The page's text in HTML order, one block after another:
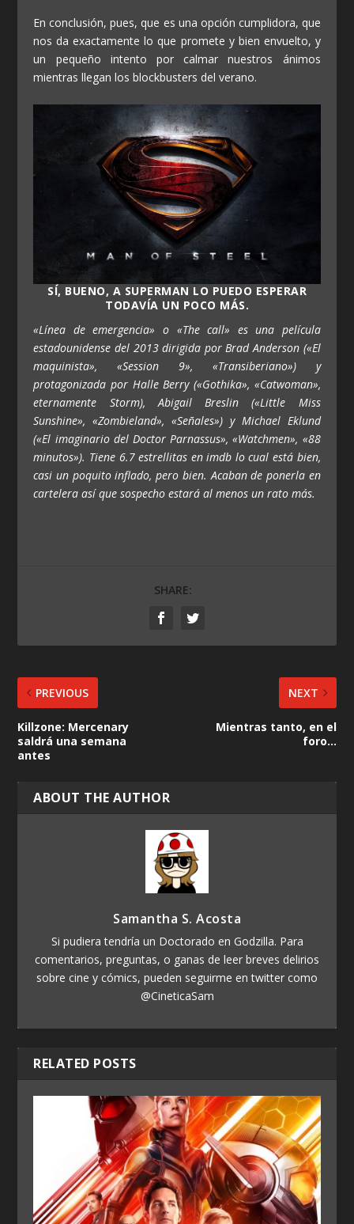
En conclusión, pues, que es una opción cumplidora, que
nos da exactamente lo que promete y bien envuelto, y
un pequeño intento por calmar nuestros ánimos
mientras llegan los blockbusters del verano.
SÍ, BUENO, A SUPERMAN LO PUEDO ESPERAR
TODAVÍA UN POCO MÁS.
«Línea de emergencia» o «The call» es una película
estadounidense del 2013 dirigida por Brad Anderson («El
maquinista», «Session 9», «Transiberiano») y
protagonizada por Halle Berry («Gothika», «Catwoman»,
eternamente Storm), Abigail Breslin («Little Miss
Sunshine», «Zombieland», «Señales») y Michael Eklund
(«El imaginario del Doctor Parnassus», «Watchmen», «88
minutos»). Tiene 6.7 estrellitas en imdb lo cual está bien,
casi un poquito inflado, pero bien. Acaban de ponerla en
cartelera así que sospecho estará al menos un rato más.
SHARE:
PREVIOUS
Killzone: Mercenary
saldrá una semana
antes
NEXT
Mientras tanto, en el
foro…
ABOUT THE AUTHOR
Samantha S. Acosta
Si pudiera tendría un Doctorado en Godzilla. Para
comentarios, preguntas, o ganas de leer breves delirios
sobre cine y cómics, pueden seguirme en twitter como
@CineticaSam
RELATED POSTS